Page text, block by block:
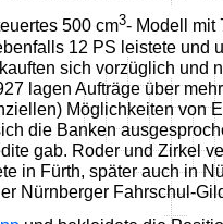
500 cm3- Modell mit
12 PS leistete und
sich vorzüglich und
lagen Aufträge über
Möglichkeiten von
die Banken
gab. Roder und Zirkel
in Fürth, später auch in
Nürnberger Fahrschul-